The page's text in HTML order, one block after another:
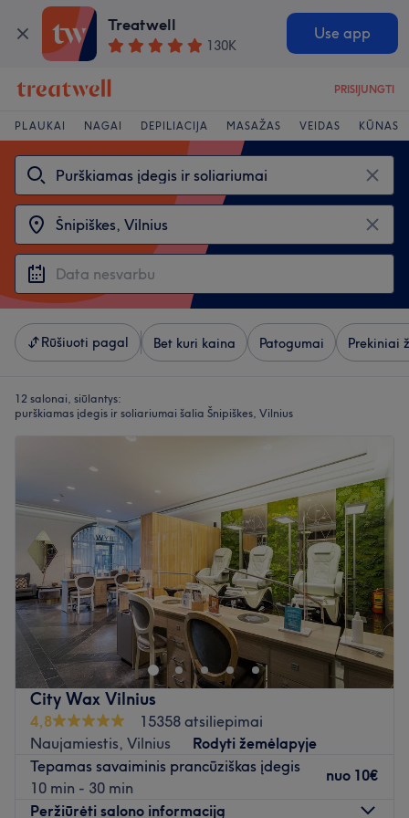
Treatwell
130K
Use app
PRISIJUNGTI
PLAUKAI NAGAI DEPILIACIJA MASAŽAS VEIDAS KŪNAS
Rūšiuoti pagal Bet kuri kaina Patogumai Prekiniai
12 salonai, siūlantys:
purškiamas įdegis ir soliariumai šalia Šnipiškes, Vilnius
City Wax Vilnius
4,8
15358 atsiliepimai
Naujamiestis, Vilnius
Rodyti žemėlapyje
Tepamas savaiminis prancūziškas įdegis
10 min - 30 min
nuo 10€
Peržiūrėti salono informaciją